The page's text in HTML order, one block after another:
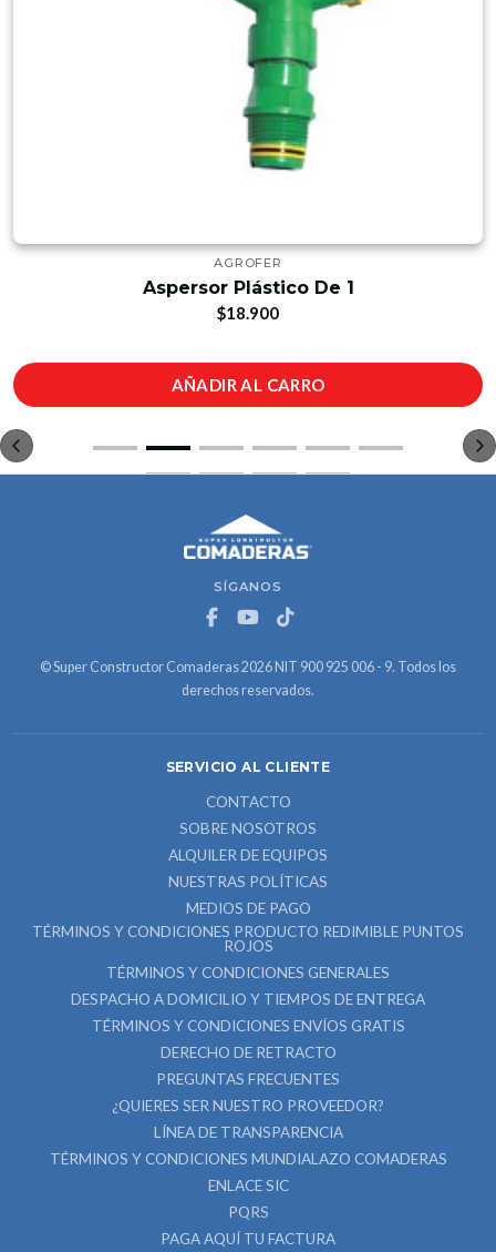
AGROFER
Aspersor Plástico De 1
$18.900
AÑADIR AL CARRO
SÍGANOS
© Super Constructor Comaderas 2026 NIT 900 925 006 - 9. Todos los
derechos reservados.
SERVICIO AL CLIENTE
CONTACTO
SOBRE NOSOTROS
ALQUILER DE EQUIPOS
NUESTRAS POLÍTICAS
MEDIOS DE PAGO
TÉRMINOS Y CONDICIONES PRODUCTO REDIMIBLE PUNTOS
ROJOS
TÉRMINOS Y CONDICIONES GENERALES
DESPACHO A DOMICILIO Y TIEMPOS DE ENTREGA
TÉRMINOS Y CONDICIONES ENVÍOS GRATIS
DERECHO DE RETRACTO
PREGUNTAS FRECUENTES
¿QUIERES SER NUESTRO PROVEEDOR?
LÍNEA DE TRANSPARENCIA
TÉRMINOS Y CONDICIONES MUNDIALAZO COMADERAS
ENLACE SIC
PQRS
PAGA AQUÍ TU FACTURA